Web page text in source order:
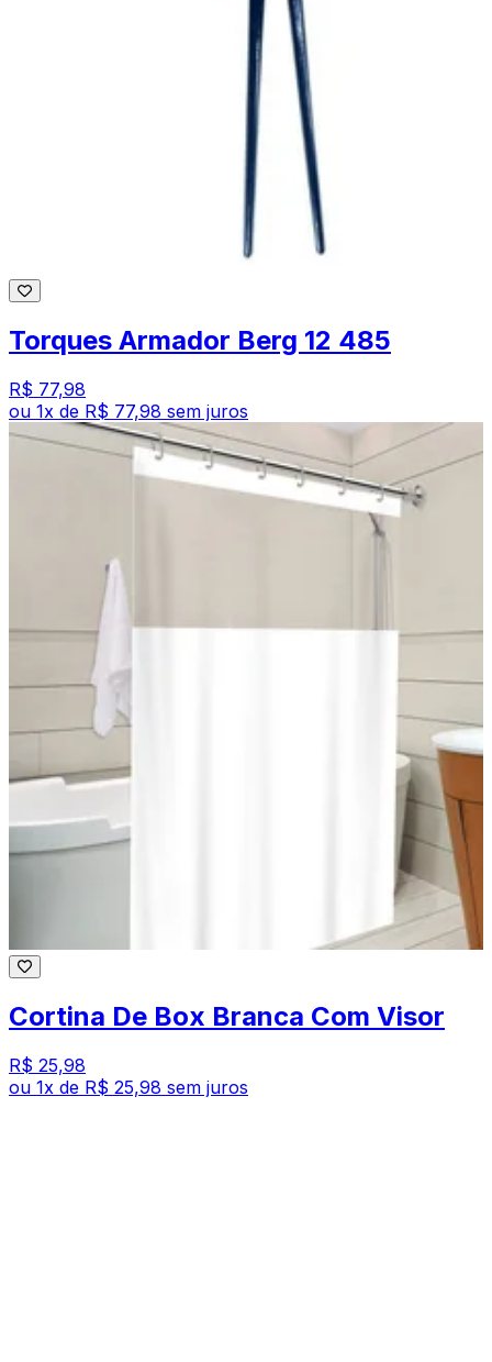
Torques Armador Berg 12 485
R$ 77,98
ou 1x de R$ 77,98 sem juros
Cortina De Box Branca Com Visor
R$ 25,98
ou 1x de R$ 25,98 sem juros